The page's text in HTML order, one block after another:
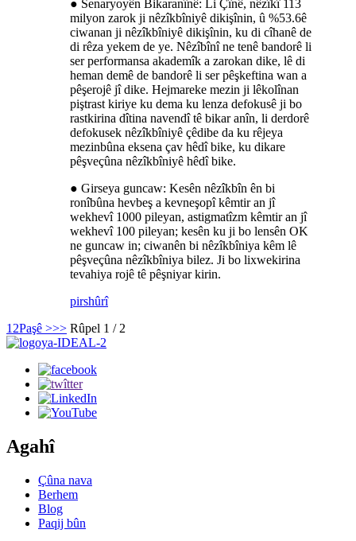
● Senaryoyên Bikaranînê: Li Çînê, nêzîkî 113
milyon zarok ji nêzîkbîniyê dikişînin, û %53.6ê
ciwanan ji nêzîkbîniyê dikişînin, ku di cîhanê de
di rêza yekem de ye. Nêzîbînî ne tenê bandorê li
ser performansa akademîk a zarokan dike, lê di
heman demê de bandorê li ser pêşkeftina wan a
pêşerojê jî dike. Hejmareke mezin ji lêkolînan
piştrast kiriye ku dema ku lenza defokusê ji bo
rastkirina dîtina navendî tê bikar anîn, li derdorê
defokusek nêzîkbîniyê çêdibe da ku rêjeya
mezinbûna eksena çav hêdî bike, ku dikare
pêşveçûna nêzîkbîniyê hêdî bike.
● Girseya guncaw: Kesên nêzîkbîn ên bi
ronîbûna hevbeş a kevneşopî kêmtir an jî
wekhevî 1000 pileyan, astigmatîzm kêmtir an jî
wekhevî 100 pileyan; kesên ku ji bo lensên OK
ne guncaw in; ciwanên bi nêzîkbîniya kêm lê
pêşveçûna nêzîkbîniya bilez. Ji bo lixwekirina
tevahiya rojê tê pêşniyar kirin.
pirshûrî
1 2Paşê >>> Rûpel 1 / 2
Agahî
Çûna nava
Berhem
Blog
Paqij bûn